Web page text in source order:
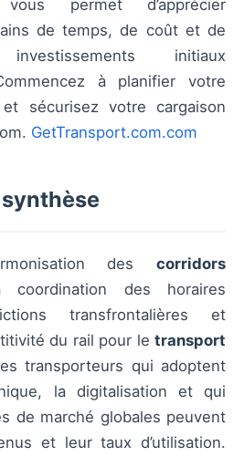
permet d’apprécier
de temps, de coût et de
initiaux
à planifier votre
sécurisez votre cargaison
GetTransport.com.com
des corridors
des horaires
transfrontalières et
du rail pour le transport
transporteurs qui adoptent
la digitalisation et qui
de marché globales peuvent
et leur taux d’utilisation.